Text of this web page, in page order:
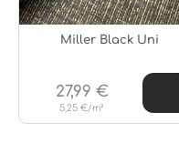
Miller Black Uni
5,25 €/m²
27,99 €